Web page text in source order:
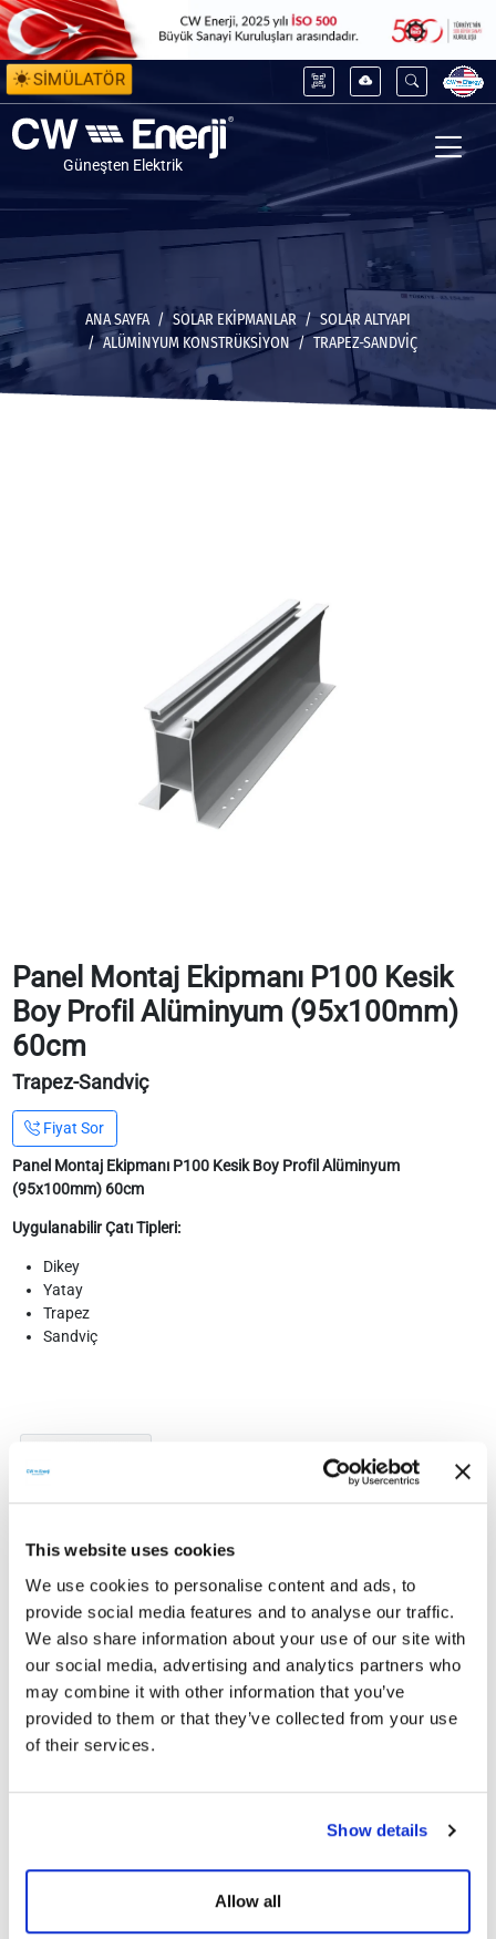
This website uses cookies
We use cookies to personalise content and ads, to
provide social media features and to analyse our traffic.
We also share information about your use of our site with
our social media, advertising and analytics partners who
may combine it with other information that you’ve
provided to them or that they’ve collected from your use
of their services.
Show details
Allow all
SİMÜLATÖR
Güneşten Elektrik
ANA SAYFA SOLAR EKİPMANLAR
SOLAR ALTYAPI
ALÜMINYUM KONSTRÜKSIYON
TRAPEZ-SANDVIÇ
Panel Montaj Ekipmanı P100 Kesik
Boy Profil Alüminyum (95x100mm)
60cm
Trapez-Sandviç
Fiyat Sor
Panel Montaj Ekipmanı P100 Kesik Boy Profil Alüminyum
(95x100mm) 60cm
Uygulanabilir Çatı Tipleri:
Dikey
Yatay
Trapez
Sandviç
60cm
BENZER ÜRÜNLER